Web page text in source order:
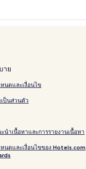
าย
นดและเงื่อนไข
ป็นส่วนตัว
นำเนื้อหาและการรายงานเนื้อหา
นดและเงื่อนไขของ Hotels.com